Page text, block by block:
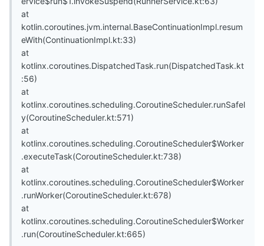
at
kotlin.coroutines.jvm.internal.BaseContinuationImpl.resum
eWith(ContinuationImpl.kt:33)
at
kotlinx.coroutines.DispatchedTask.run(DispatchedTask.kt
:56)
at
kotlinx.coroutines.scheduling.CoroutineScheduler.runSafel
y(CoroutineScheduler.kt:571)
at
kotlinx.coroutines.scheduling.CoroutineScheduler$Worker
.executeTask(CoroutineScheduler.kt:738)
at
kotlinx.coroutines.scheduling.CoroutineScheduler$Worker
.runWorker(CoroutineScheduler.kt:678)
at
kotlinx.coroutines.scheduling.CoroutineScheduler$Worker
.run(CoroutineScheduler.kt:665)